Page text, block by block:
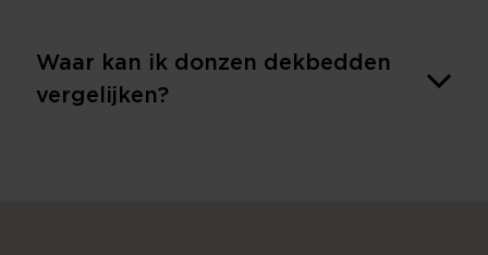
Waar kan ik donzen dekbedden
vergelijken?